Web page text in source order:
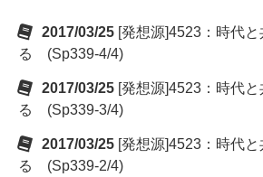
2017/03/25 [発想源]4523：時代
る (Sp339-4/4)
2017/03/25 [発想源]4523：時代
る (Sp339-3/4)
2017/03/25 [発想源]4523：時代
る (Sp339-2/4)